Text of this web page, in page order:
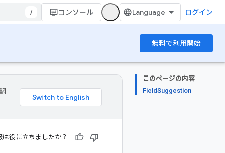
/ コンソール ログイン
無料で利用開始
このページの内容
FieldSuggestion
は役に立ちましたか？